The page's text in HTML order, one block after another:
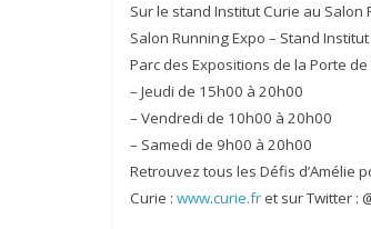
Sur le stand Institut Curie au Salon
Salon Running Expo – Stand Institut
Parc des Expositions de la Porte de
– Jeudi de 15h00 à 20h00
– Vendredi de 10h00 à 20h00
– Samedi de 9h00 à 20h00
Retrouvez tous les Défis d’Amélie
Curie : www.curie.fret sur Twitter :